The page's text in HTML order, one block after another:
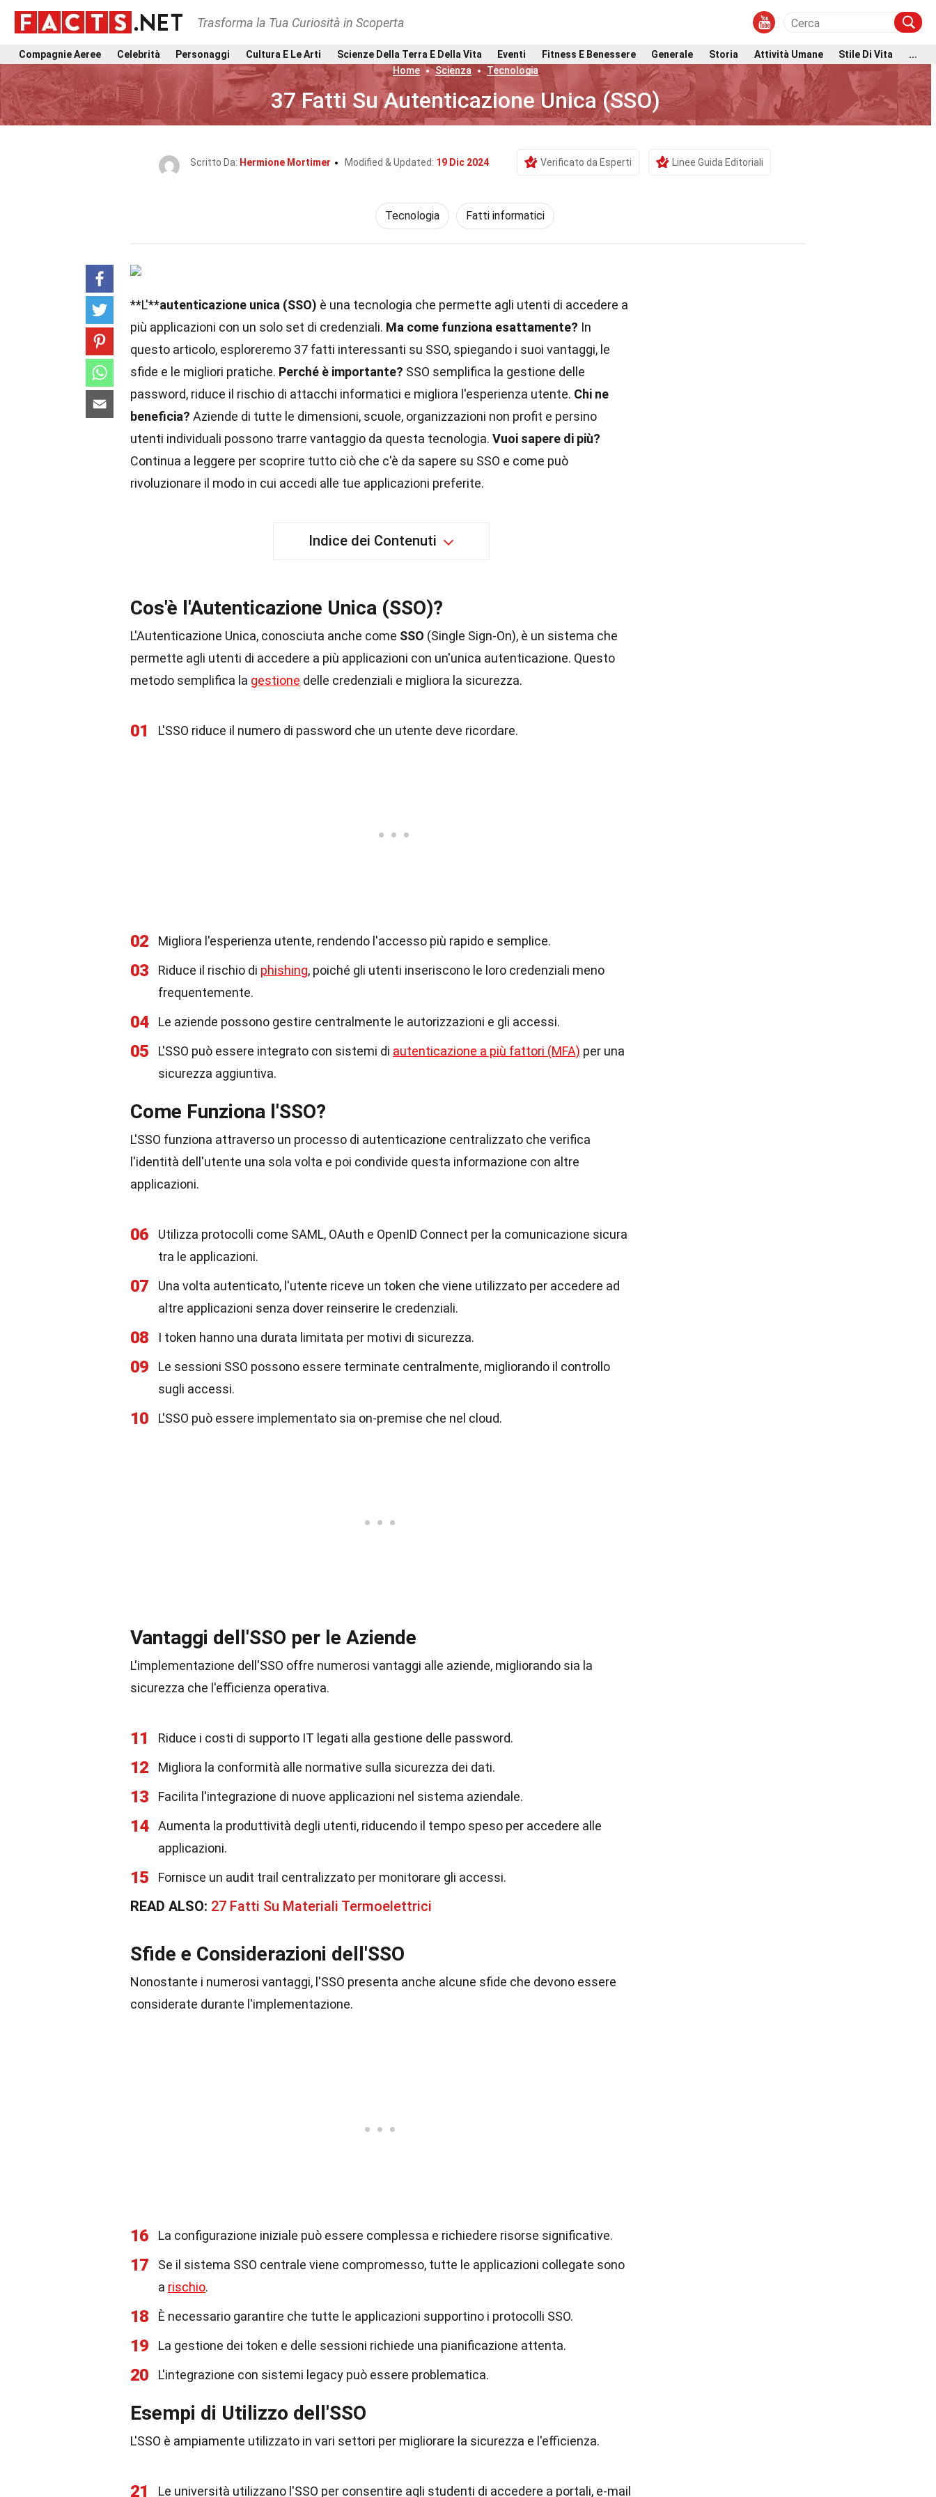
Trasforma la Tua Curiosità in Scoperta
Compagnie Aeree Celebrità Personaggi Cultura E Le Arti Scienze Della Terra E Della Vita Eventi Fitness E Benessere Generale Storia Attività Umane Stile Di Vita
...
Home
Scienza Tecnologia
37 Fatti Su Autenticazione Unica (SSO)
Scritto Da: Hermione Mortimer Modified & Updated: 19 Dic 2024 Verificato da Esperti Linee Guida Editoriali
Tecnologia Fatti informatici
**L'**autenticazione unica (SSO) è una tecnologia che permette agli utenti di accedere a
più applicazioni con un solo set di credenziali. Ma come funziona esattamente? In
questo articolo, esploreremo 37 fatti interessanti su SSO, spiegando i suoi vantaggi, le
sfide e le migliori pratiche. Perché è importante? SSO semplifica la gestione delle
password, riduce il rischio di attacchi informatici e migliora l'esperienza utente. Chi ne
beneficia? Aziende di tutte le dimensioni, scuole, organizzazioni non profit e persino
utenti individuali possono trarre vantaggio da questa tecnologia. Vuoi sapere di più?
Continua a leggere per scoprire tutto ciò che c'è da sapere su SSO e come può
rivoluzionare il modo in cui accedi alle tue applicazioni preferite.
Indice dei Contenuti
Cos'è l'Autenticazione Unica (SSO)?
L'Autenticazione Unica, conosciuta anche come SSO (Single Sign-On), è un sistema che
permette agli utenti di accedere a più applicazioni con un'unica autenticazione. Questo
metodo semplifica la gestione delle credenziali e migliora la sicurezza.
01 L'SSO riduce il numero di password che un utente deve ricordare.
02 Migliora l'esperienza utente, rendendo l'accesso più rapido e semplice.
03 Riduce il rischio di phishing, poiché gli utenti inseriscono le loro credenziali meno
frequentemente.
04 Le aziende possono gestire centralmente le autorizzazioni e gli accessi.
05 L'SSO può essere integrato con sistemi di autenticazione a più fattori (MFA) per una
sicurezza aggiuntiva.
Come Funziona l'SSO?
L'SSO funziona attraverso un processo di autenticazione centralizzato che verifica
l'identità dell'utente una sola volta e poi condivide questa informazione con altre
applicazioni.
06
Utilizza protocolli come SAML, OAuth e OpenID Connect per la comunicazione sicura
tra le applicazioni.
07
Una volta autenticato, l'utente riceve un token che viene utilizzato per accedere ad
altre applicazioni senza dover reinserire le credenziali.
08 I token hanno una durata limitata per motivi di sicurezza.
09
Le sessioni SSO possono essere terminate centralmente, migliorando il controllo
sugli accessi.
10 L'SSO può essere implementato sia on-premise che nel cloud.
Vantaggi dell'SSO per le Aziende
L'implementazione dell'SSO offre numerosi vantaggi alle aziende, migliorando sia la
sicurezza che l'efficienza operativa.
11 Riduce i costi di supporto IT legati alla gestione delle password.
12 Migliora la conformità alle normative sulla sicurezza dei dati.
13 Facilita l'integrazione di nuove applicazioni nel sistema aziendale.
14
Aumenta la produttività degli utenti, riducendo il tempo speso per accedere alle
applicazioni.
15 Fornisce un audit trail centralizzato per monitorare gli accessi.
READ ALSO: 27 Fatti Su Materiali Termoelettrici
Sfide e Considerazioni dell'SSO
Nonostante i numerosi vantaggi, l'SSO presenta anche alcune sfide che devono essere
considerate durante l'implementazione.
16 La configurazione iniziale può essere complessa e richiedere risorse significative.
17
Se il sistema SSO centrale viene compromesso, tutte le applicazioni collegate sono
a rischio.
18 È necessario garantire che tutte le applicazioni supportino i protocolli SSO.
19 La gestione dei token e delle sessioni richiede una pianificazione attenta.
20 L'integrazione con sistemi legacy può essere problematica.
Esempi di Utilizzo dell'SSO
L'SSO è ampiamente utilizzato in vari settori per migliorare la sicurezza e l'efficienza.
21 Le università utilizzano l'SSO per consentire agli studenti di accedere a portali, e-mail